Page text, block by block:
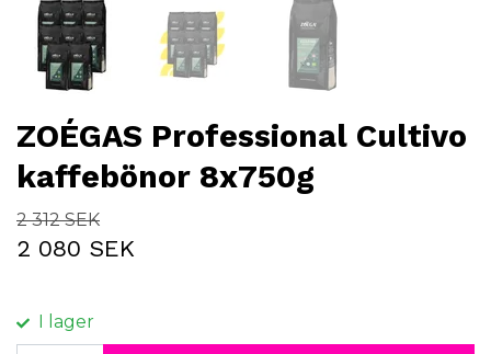
ZOÉGAS Professional Cultivo
kaffebönor 8x750g
2 312 SEK
2 080 SEK
I lager